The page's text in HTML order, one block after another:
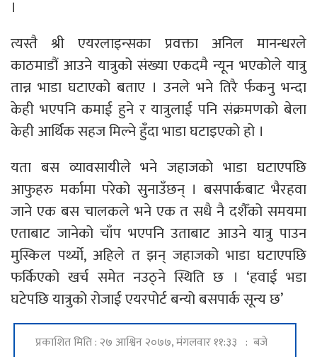
।
त्यस्तै श्री एयरलाइन्सका प्रवक्ता अनिल मानन्धरले
काठमाडौं आउने यात्रुको संख्या एकदमै न्यून भएकोले यात्रु
तान्न भाडा घटाएको बताए । उनले भने तिरै र्फकनु भन्दा
केही भएपनि कमाई हुने र यात्रुलाई पनि संक्रमणको बेला
केही आर्थिक सहज मिल्ने हुँदा भाडा घटाइएको हो ।
यता बस व्यावसायीले भने जहाजको भाडा घटाएपछि
आफुहरु मर्कामा परेको सुनाउँछन् । बसपार्कबाट भैरहवा
जाने एक बस चालकले भने एक त सधै नै दशैँको समयमा
एताबाट जानेको चाँप भएपनि उताबाट आउने यात्रु पाउन
मुस्किल पर्थ्यो, अहिले त झन् जहाजको भाडा घटाएपछि
फर्किएको खर्च समेत नउठ्ने स्थिति छ । ‘हवाई भडा
घटेपछि यात्रुको रोजाई एयरपोर्ट बन्यो बसपार्क सून्य छ’
प्रकाशित मिति : २७ आश्विन २०७७, मंगलवार ११:३३ : बजे